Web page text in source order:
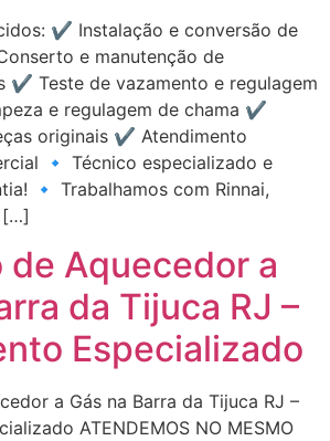
✔️ Instalação e conversão de
e manutenção de
✔️ Teste de vazamento e regulagem
e regulagem de chama ✔️
originais ✔️ Atendimento
🔹 Técnico especializado e
🔹 Trabalhamos com Rinnai,
[…]
Aquecedor a
da Tijuca RJ –
Especializado
a Gás na Barra da Tijuca RJ –
ATENDEMOS NO MESMO